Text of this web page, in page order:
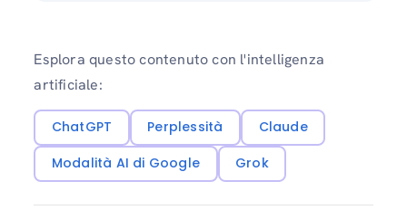
Esplora questo contenuto con l'intelligenza
artificiale:
ChatGPT Perplessità
Claude
Modalità AI di Google
Grok